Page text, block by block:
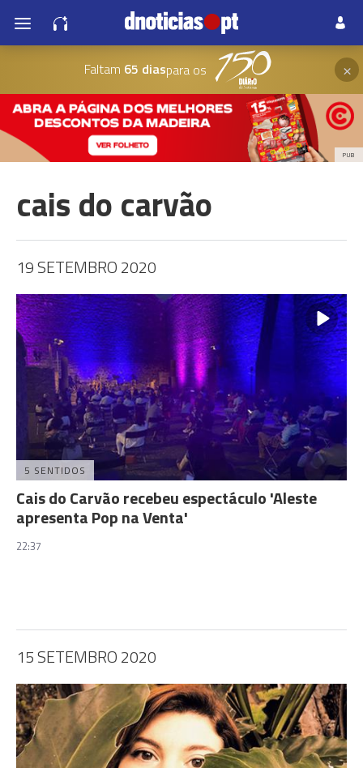
Faltam 65 diaspara os ×
PUB
cais do carvão
19 SETEMBRO 2020
5 SENTIDOS
Cais do Carvão recebeu espectáculo 'Aleste
apresenta Pop na Venta'
22:37
15 SETEMBRO 2020